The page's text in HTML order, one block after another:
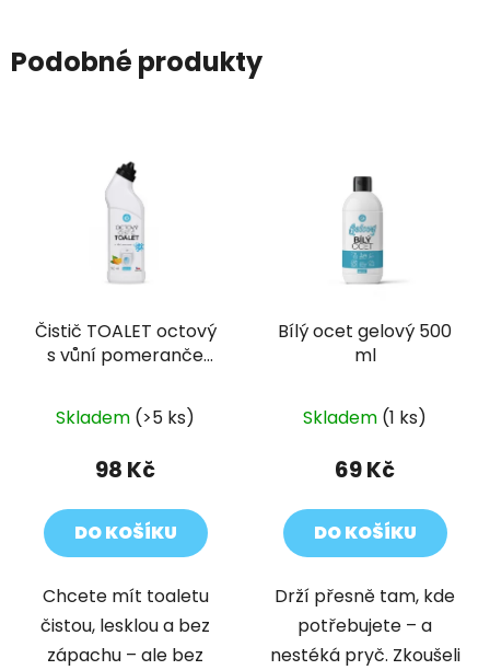
Podobné produkty
Čistič TOALET octový
s vůní pomeranče
Skladem (>5 ks)
98 Kč
DO KOŠÍKU
Chcete mít toaletu
čistou, lesklou a bez
zápachu – ale bez
Bílý ocet gelový 500
ml
Skladem (1 ks)
69 Kč
DO KOŠÍKU
Drží přesně tam, kde
potřebujete – a
nestéká pryč. Zkoušeli